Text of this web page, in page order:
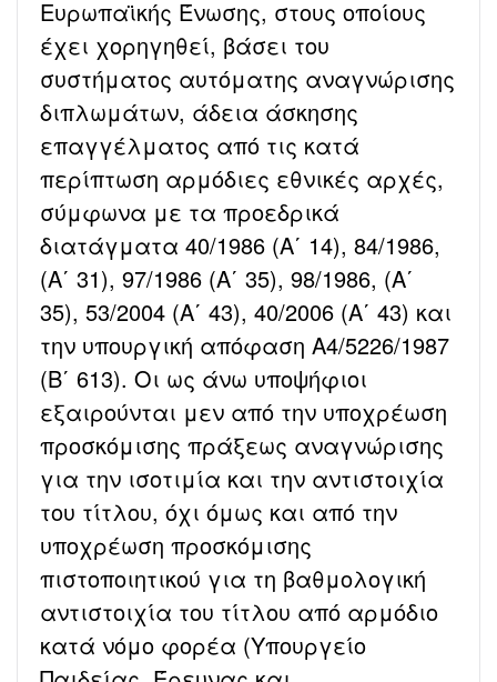
Ευρωπαϊκής Ένωσης, στους οποίους
έχει χορηγηθεί, βάσει του
συστήματος αυτόματης αναγνώρισης
διπλωμάτων, άδεια άσκησης
επαγγέλματος από τις κατά
περίπτωση αρμόδιες εθνικές αρχές,
σύμφωνα με τα προεδρικά
διατάγματα 40/1986 (Α΄ 14), 84/1986,
(Α΄ 31), 97/1986 (Α΄ 35), 98/1986, (Α΄
35), 53/2004 (Α΄ 43), 40/2006 (Α΄ 43) και
την υπουργική απόφαση Α4/5226/1987
(Β΄ 613). Οι ως άνω υποψήφιοι
εξαιρούνται μεν από την υποχρέωση
προσκόμισης πράξεως αναγνώρισης
για την ισοτιμία και την αντιστοιχία
του τίτλου, όχι όμως και από την
υποχρέωση προσκόμισης
πιστοποιητικού για τη βαθμολογική
αντιστοιχία του τίτλου από αρμόδιο
κατά νόμο φορέα (Υπουργείο